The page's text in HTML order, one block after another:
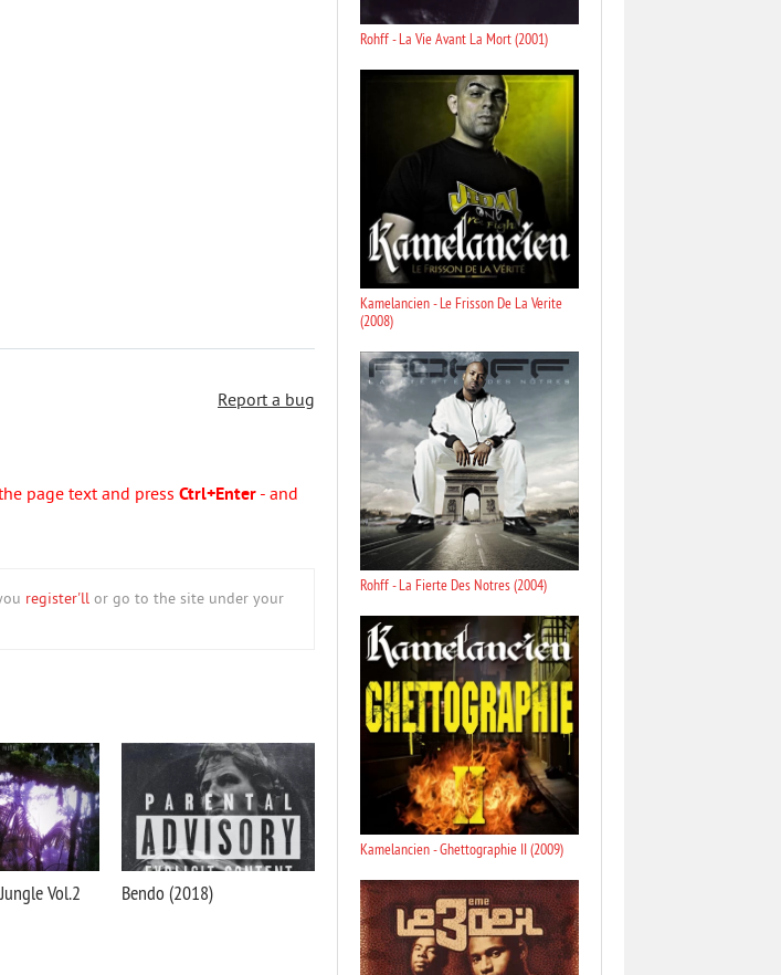
Report a bug
page text and press Ctrl+Enter - and
register'll or go to the site under your
Vol.2
Bendo (2018)
Rohff - La Vie Avant La Mort (2001)
Kamelancien - Le Frisson De La Verite
(2008)
Rohff - La Fierte Des Notres (2004)
Kamelancien - Ghettographie II (2009)